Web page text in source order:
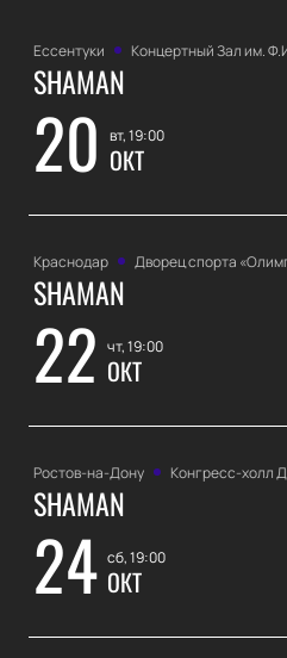
Ессентуки Концертный Зал им.
SHAMAN
20 вт, 19:00
ОКТ
Краснодар Дворец спорта
SHAMAN
22 чт, 19:00
ОКТ
Ростов-на-Дону Конгресс-холл
SHAMAN
24 сб, 19:00
ОКТ